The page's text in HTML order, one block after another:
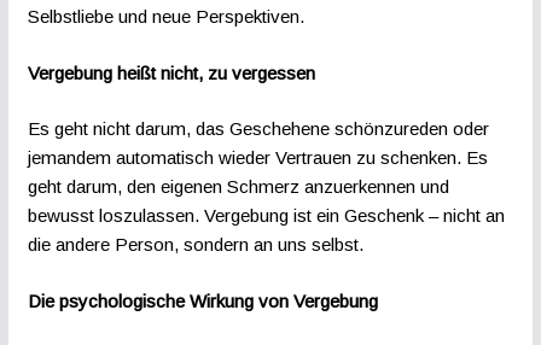
Selbstliebe und neue Perspektiven.
Vergebung heißt nicht, zu vergessen
Es geht nicht darum, das Geschehene schönzureden oder
jemandem automatisch wieder Vertrauen zu schenken. Es
geht darum, den eigenen Schmerz anzuerkennen und
bewusst loszulassen. Vergebung ist ein Geschenk – nicht an
die andere Person, sondern an uns selbst.
Die psychologische Wirkung von Vergebung